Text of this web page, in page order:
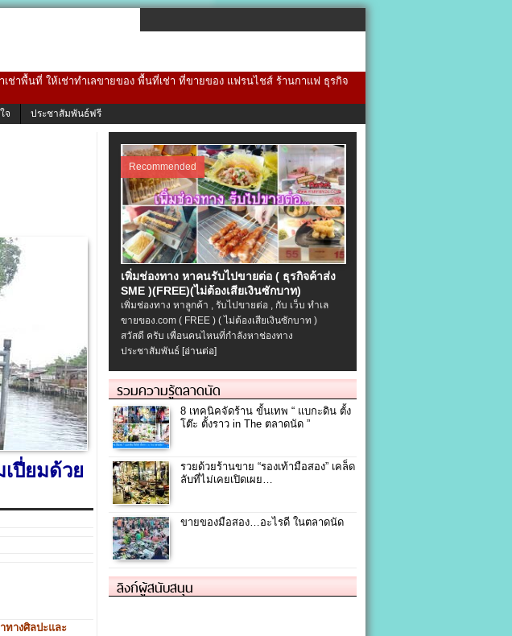
าพื้นที่ ให้เช่าทำเลขายของ พื้นที่เช่า ที่ขายของ แฟรนไชส์ ร้านกาแฟ ธุรกิจ
จ ประชาสัมพันธ์ฟรี
ปี่ยมด้วย
ทางศิลปะและ
Recommended
เพิ่มช่องทาง หาคนรับไปขายต่อ ( ธุรกิจค้าส่ง
SME )(FREE)(ไม่ต้องเสียเงินซักบาท)
เพิ่มช่องทาง หาลูกค้า , รับไปขายต่อ , กับ เว็บ ทำเล
ขายของ.com ( FREE ) ( ไม่ต้องเสียเงินซักบาท )
สวัสดี ครับ เพื่อนคนไหนที่กำลังหาช่องทาง
ประชาสัมพันธ์ [อ่านต่อ]
รวมความรู้ตลาดนัด
8 เทคนิคจัดร้าน ขั้นเทพ “ แบกะดิน ตั้ง
โต๊ะ ตั้งราว in The ตลาดนัด ”
รวยด้วยร้านขาย “รองเท้ามือสอง” เคล็ด
ลับที่ไม่เคยเปิดเผย…
ขายของมือสอง…อะไรดี ในตลาดนัด
ลิงก์ผู้สนับสนุน